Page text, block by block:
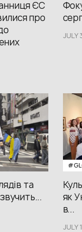
ЄС
про
JULY
та
як
в...
JULY